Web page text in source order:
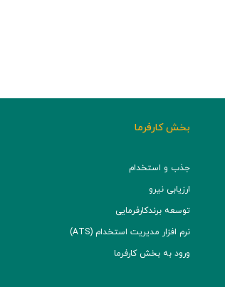
بخش کارفرما
جذب و استخدام
ارزیابی نیرو
توسعه برند‌کارفرمایی
نرم افزار مدیریت استخدام (ATS)
ورود به بخش کارفرما